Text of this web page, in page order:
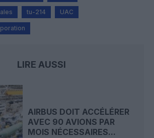
tu-214 UAC
LIRE AUSSI
AIRBUS DOIT ACCÉLÉRER
AVEC 90 AVIONS PAR
MOIS NÉCESSAIRES...